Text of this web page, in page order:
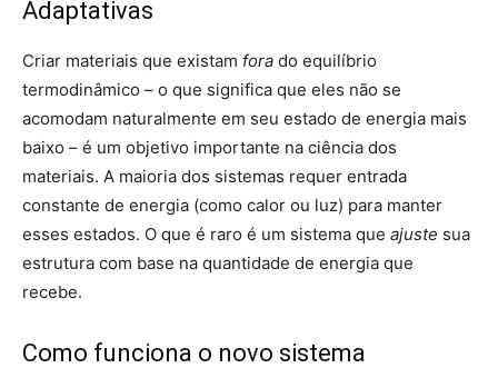
Adaptativas
Criar materiais que existam fora do equilíbrio
termodinâmico – o que significa que eles não se
acomodam naturalmente em seu estado de energia mais
baixo – é um objetivo importante na ciência dos
materiais. A maioria dos sistemas requer entrada
constante de energia (como calor ou luz) para manter
esses estados. O que é raro é um sistema que ajuste sua
estrutura com base na quantidade de energia que
recebe.
Como funciona o novo sistema